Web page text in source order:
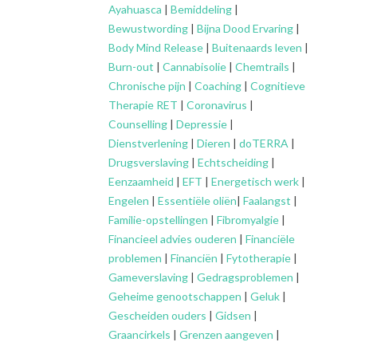
Ayahuasca | Bemiddeling |
Bewustwording | Bijna Dood Ervaring |
Body Mind Release | Buitenaards leven |
Burn-out | Cannabisolie | Chemtrails |
Chronische pijn | Coaching | Cognitieve
Therapie RET | Coronavirus |
Counselling | Depressie |
Dienstverlening | Dieren | doTERRA |
Drugsverslaving | Echtscheiding |
Eenzaamheid | EFT | Energetisch werk |
Engelen | Essentiële oliën| Faalangst |
Familie-opstellingen | Fibromyalgie |
Financieel advies ouderen | Financiële
problemen | Financiën | Fytotherapie |
Gameverslaving | Gedragsproblemen |
Geheime genootschappen | Geluk |
Gescheiden ouders | Gidsen |
Graancirkels | Grenzen aangeven |